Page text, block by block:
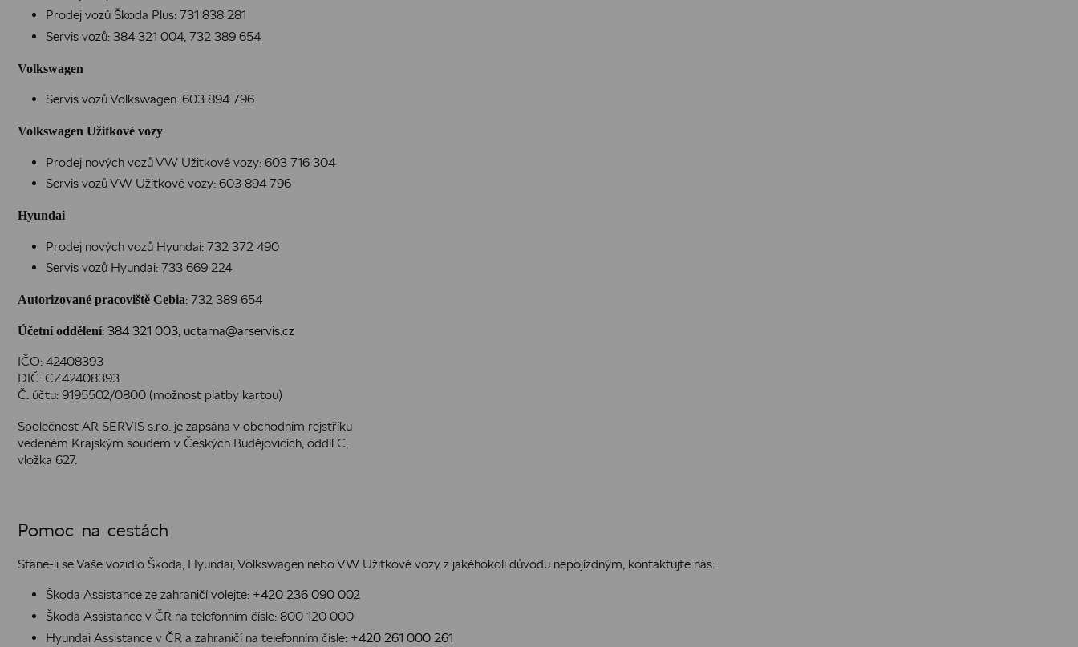
Prodej vozů Škoda Plus:731 838 281
Servis vozů: 384 321 004,732 389 654
Volkswagen
Servis vozů Volkswagen:603 894 796
Volkswagen Užitkové vozy
Prodej nových vozů VW Užitkové vozy:603 716 304
Servis vozů VW Užitkové vozy:603 894 796
Hyundai
Prodej nových vozů Hyundai:732 372 490
Servis vozů Hyundai:733 669 224
Autorizované pracoviště Cebia: 732 389 654
Účetní oddělení: 384 321 003 uctarna@arservis.cz
IČO: 42408393
DIČ: CZ42408393
Č. účtu: 9195502/0800 (možnost platby kartou)
Společnost AR SERVIS s.r.o. je zapsána v obchodním rejstříku
vedeném Krajským soudem v Českých Budějovicích, oddíl C,
vložka 627.
Pomoc na cestách
Stane-li se Vaše vozidlo Škoda, Hyundai, Volkswagen nebo VW Užitkové vozy z jakéhokoli důvodu nepojízdným, kontaktujte nás:
Škoda Assistance ze zahraničí volejte: +420 236 090 002
Škoda Assistance v ČR na telefonním čísle:800 120 000
Hyundai Assistance v ČR a zahraničí na telefonním čísle: +420 261 000 261